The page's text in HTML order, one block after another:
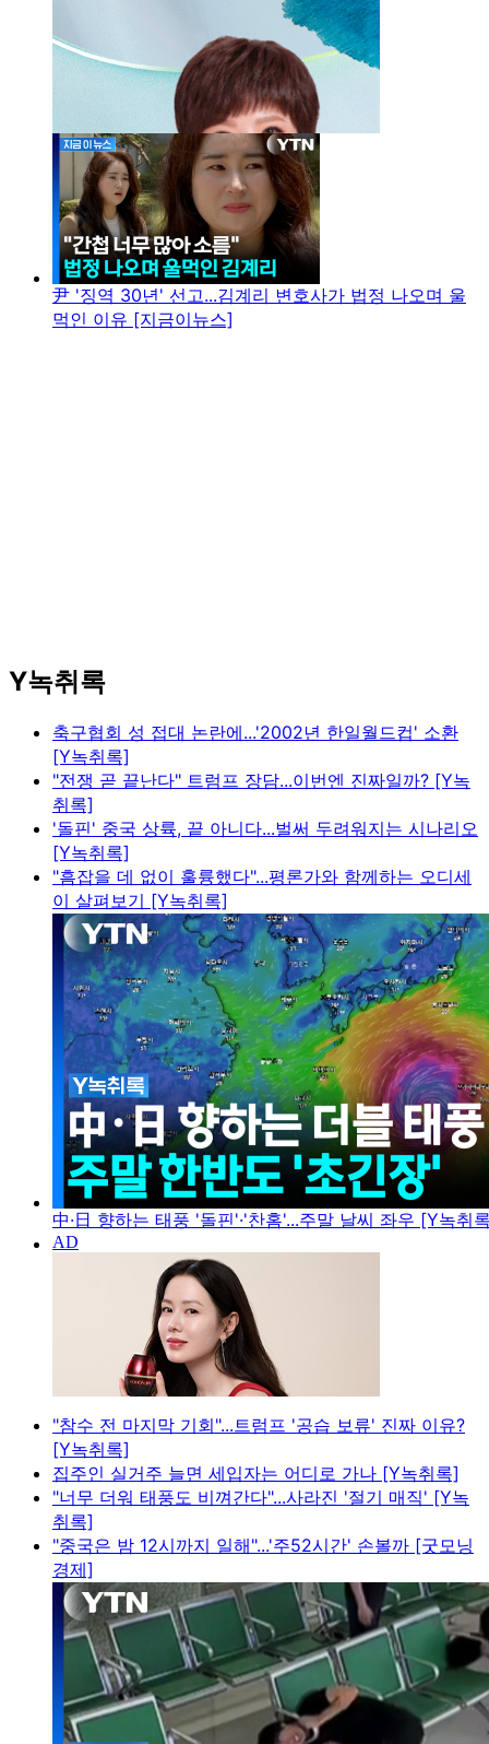
尹 '징역 30년' 선고...김계리 변호사가 법정 나오며 울
먹인 이유 [지금이뉴스]
Y녹취록
축구협회 성 접대 논란에...'2002년 한일월드컵' 소환
[Y녹취록]
"전쟁 곧 끝난다" 트럼프 장담...이번엔 진짜일까? [Y녹
취록]
'돌핀' 중국 상륙, 끝 아니다...벌써 두려워지는 시나리오
[Y녹취록]
"흠잡을 데 없이 훌륭했다"...평론가와 함께하는 오디세
이 살펴보기 [Y녹취록]
中·日 향하는 태풍 '돌핀'·'찬홈'...주말 날씨 좌우 [Y녹취
"참수 전 마지막 기회"...트럼프 '공습 보류' 진짜 이유?
[Y녹취록]
집주인 실거주 늘면 세입자는 어디로 가나 [Y녹취록]
"너무 더워 태풍도 비껴간다"...사라진 '절기 매직' [Y녹
취록]
"중국은 밤 12시까지 일해"...'주52시간' 손볼까 [굿모닝
경제]